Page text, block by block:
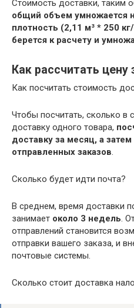
Стоимость доставки, таким
общий объем умножается
плотность (2,11 м³ * 250
берется к расчету и
Как рассчитать цену
Как посчитать стоимость
Чтобы посчитать, сколько в
доставку одного товара,
доставку за месяц, а
отправленных заказов
Сколько будет идти почта?
В среднем, время доставки
занимает около 3 недель .
отправлений становится
отправки вашего заказа, и
почтовые системы.
Сколько стоит доставка